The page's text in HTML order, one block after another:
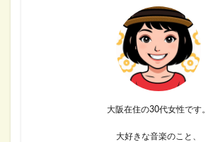
大阪在住の30代女性です。
大好きな音楽のこと、